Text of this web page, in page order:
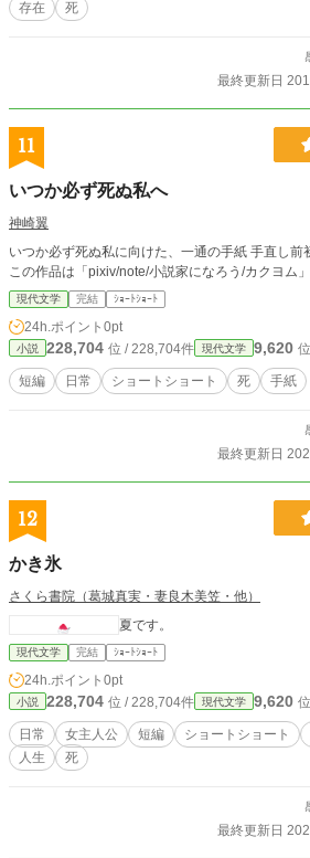
存在 死
最終更新日
11
いつか必ず死ぬ私へ
神崎翼
いつか必ず死ぬ私に向けた、一通の手紙 手直し前初出 ツイッター/20200313
この作品は「pixiv/note/小説家になろう/カクヨム
現代文学 完結 ｼｮｰﾄｼｮｰﾄ
24h.ポイント 0pt
小説 228,704 位 / 228,704件 現代文学 9,620
短編 日常 ショートショート 死 手紙
最終更新日
12
かき氷
さくら書院（葛城真実・妻良木美笠・他）
夏です。
現代文学 完結 ｼｮｰﾄｼｮｰﾄ
24h.ポイント 0pt
小説 228,704 位 / 228,704件 現代文学 9,620
日常 女主人公 短編 ショートショート
人生
死
最終更新日